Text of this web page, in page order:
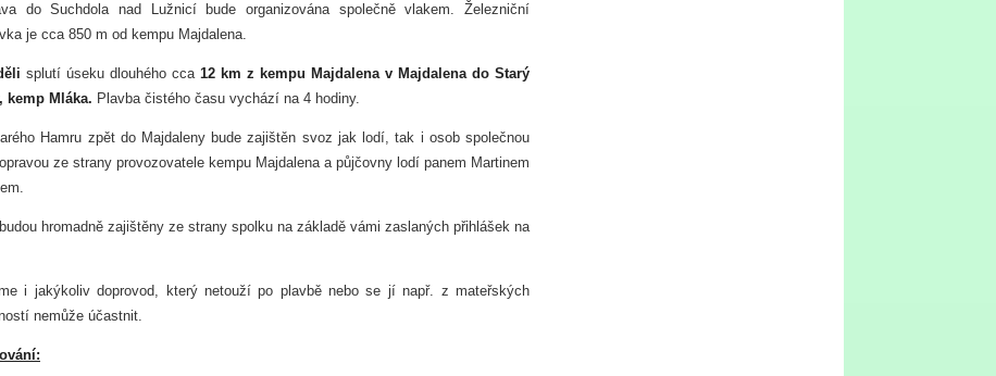
do Suchdola nad Lužnicí bude organizována společně vlakem. Železniční
je cca 850 m od kempu Majdalena.
splutí úseku dlouhého cca 12 km z kempu Majdalena v Majdalena do Starý
kemp Mláka. Plavba čistého času vychází na 4 hodiny.
Hamru zpět do Majdaleny bude zajištěn svoz jak lodí, tak i osob společnou
ze strany provozovatele kempu Majdalena a půjčovny lodí panem Martinem
hromadně zajištěny ze strany spolku na základě vámi zaslaných přihlášek na
i jakýkoliv doprovod, který netouží po plavbě nebo se jí např. z mateřských
nemůže účastnit.